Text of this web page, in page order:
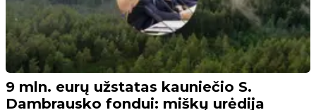
9 mln. eurų užstatas kauniečio S.
Dambrausko fondui: miškų urėdija